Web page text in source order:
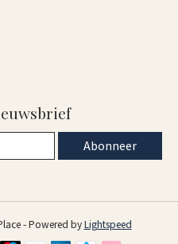
Abonneer
- Powered byLightspeed